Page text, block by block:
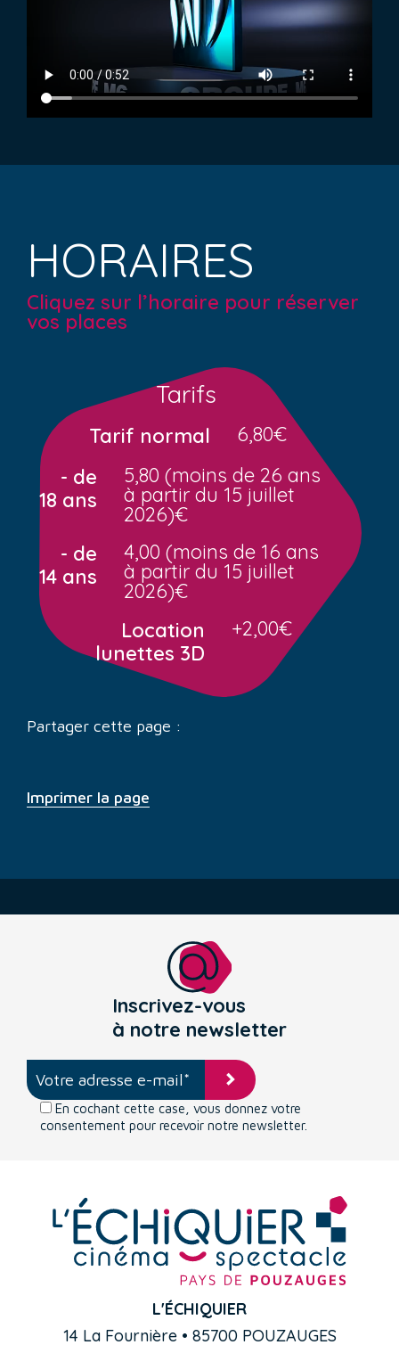
HORAIRES
Cliquez sur l’horaire pour réserver
vos places
Tarifs
Tarif normal
6,80€
- de
18 ans
5,80 (moins de 26 ans
à partir du 15 juillet
2026)€
- de
14 ans
4,00 (moins de 16 ans
à partir du 15 juillet
2026)€
Location
lunettes 3D
+2,00€
Partager cette page :
Imprimer la page
Inscrivez-vous
à notre newsletter
En cochant cette case, vous donnez votre
consentement pour recevoir notre newsletter.
L'ÉCHIQUIER
14 La Fournière • 85700 POUZAUGES